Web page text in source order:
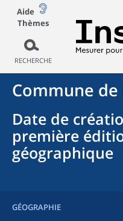
Aide
Thèmes
RECHERCHE
Commune de
Date de
première
géographique
GÉOGRAPHIE